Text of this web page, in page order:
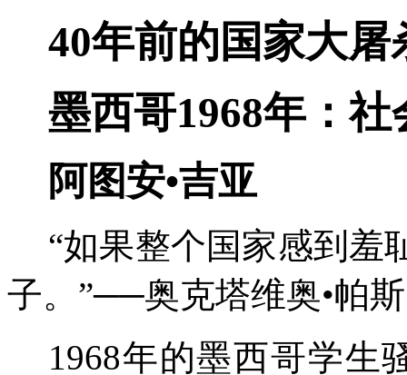
40年前的国家大屠
墨西哥1968年：社
阿图安•吉亚
“如果整个国家感到羞
子。”──奥克塔维奥•帕
1968年的墨西哥学生